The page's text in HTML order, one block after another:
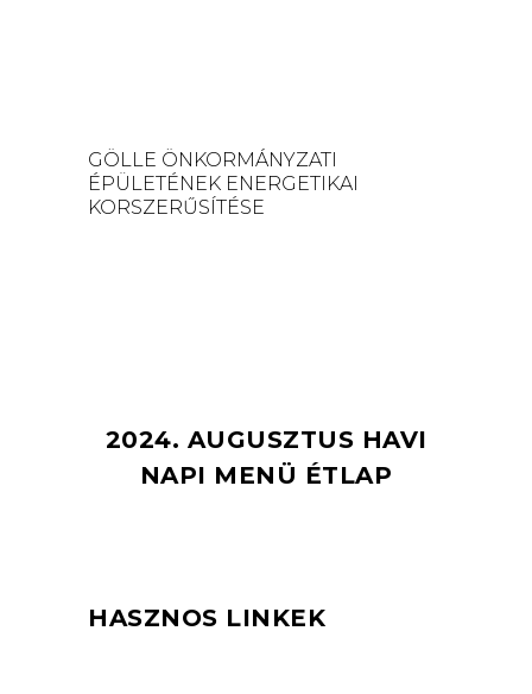
GÖLLE ÖNKORMÁNYZATI
ÉPÜLETÉNEK ENERGETIKAI
KORSZERŰSÍTÉSE
2024. AUGUSZTUS HAVI
NAPI MENÜ ÉTLAP
HASZNOS LINKEK